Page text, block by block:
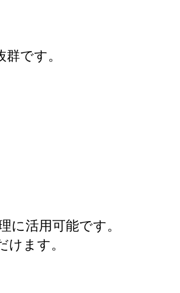
です。
活用可能です。
ます。